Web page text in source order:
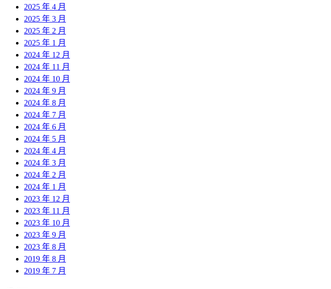
2025 年 4 月
2025 年 3 月
2025 年 2 月
2025 年 1 月
2024 年 12 月
2024 年 11 月
2024 年 10 月
2024 年 9 月
2024 年 8 月
2024 年 7 月
2024 年 6 月
2024 年 5 月
2024 年 4 月
2024 年 3 月
2024 年 2 月
2024 年 1 月
2023 年 12 月
2023 年 11 月
2023 年 10 月
2023 年 9 月
2023 年 8 月
2019 年 8 月
2019 年 7 月